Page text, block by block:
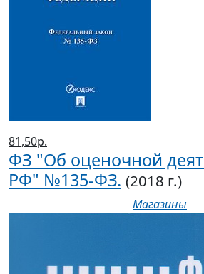
81,50р.
ФЗ "Об оценочной
РФ" №135-ФЗ. (2018 г.)
Магазины